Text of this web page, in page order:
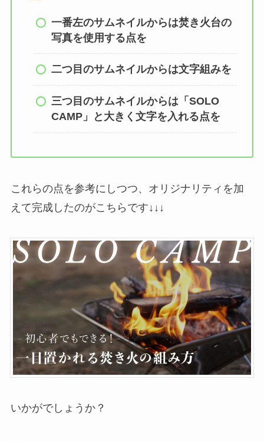
一番左のサムネイルからは焚き火台の
写真を使用する点を
二つ目のサムネイルからは文字組みを
三つ目のサムネイルからは「SOLO
CAMP」と大きく文字を入れる点を
これらの点を参考にしつつ、オリジナリティを加
えて完成したのがこちらです↓↓↓
いかがでしょうか？